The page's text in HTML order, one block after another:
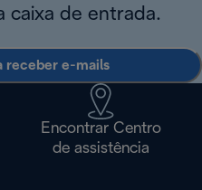
caixa de entrada.
receber e-mails
Encontrar Centro
de assistência